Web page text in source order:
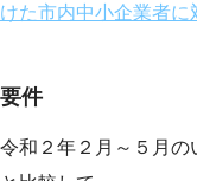
けた市内中小企業者
要件
令和２年２月～５月の